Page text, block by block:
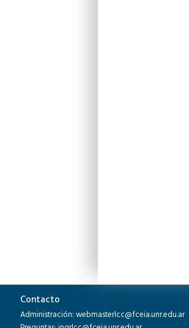
Contacto
Administración: webmasterlcc@fceia.unr.edu.ar